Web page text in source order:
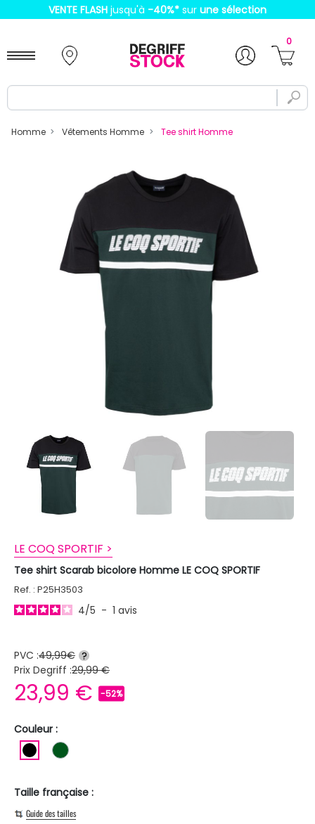
VENTE FLASH jusqu'à -40%* sur une sélection
0
Homme Vêtements Homme Tee shirt Homme
LE COQ SPORTIF >
Tee shirt Scarab bicolore Homme LE COQ SPORTIF
Ref. : P25H3503
4/5 - 1 avis
PVC :49,99€ ?
Prix Degriff :29,99 €
23,99 € -52%
Couleur :
NOIR VERT FONCE
Taille française :
Guide des tailles